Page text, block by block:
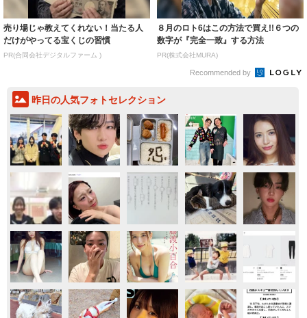
売り場じゃ教えてくれない！当たる人
だけがやってる宝くじの習慣
PR(合同会社デジタルファーム )
８月のロト6はこの方法で買え!!６つの
数字が『完全一致』する方法
PR(株式会社MURA)
Recommended by
昨日の人気フォトセレクション